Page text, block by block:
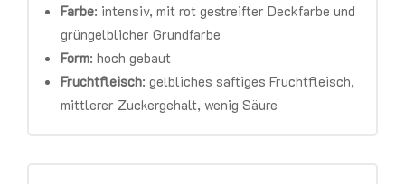
Farbe: intensiv, mit rot gestreifter Deckfarbe und
grüngelblicher Grundfarbe
Form: hoch gebaut
Fruchtfleisch: gelbliches saftiges Fruchtfleisch,
mittlerer Zuckergehalt, wenig Säure